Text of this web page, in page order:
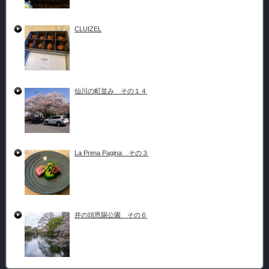
CLUIZEL
仙川の町並み その１４
La Prima Pagina その３
井の頭恩賜公園 その６